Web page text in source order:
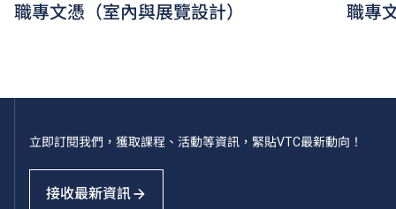
職專文憑（室內與展覽設計） 職專
立即訂閱我們，獲取課程、活動等資訊，緊貼VTC最新動向！
接收最新資訊